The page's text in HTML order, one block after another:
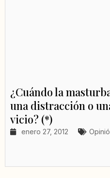
¿Cuándo la
una distracción o
vicio? (*)
enero 27, 2012